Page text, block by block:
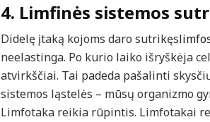
4. Limfinės sistemos
Didelę įtaką kojoms daro sutrikęs
neelastinga. Po kurio laiko išryškėja
atvirkščiai. Tai padeda pašalinti
sistemos ląstelės – mūsų organizmo
Limfotaka reikia rūpintis. Limfotakai